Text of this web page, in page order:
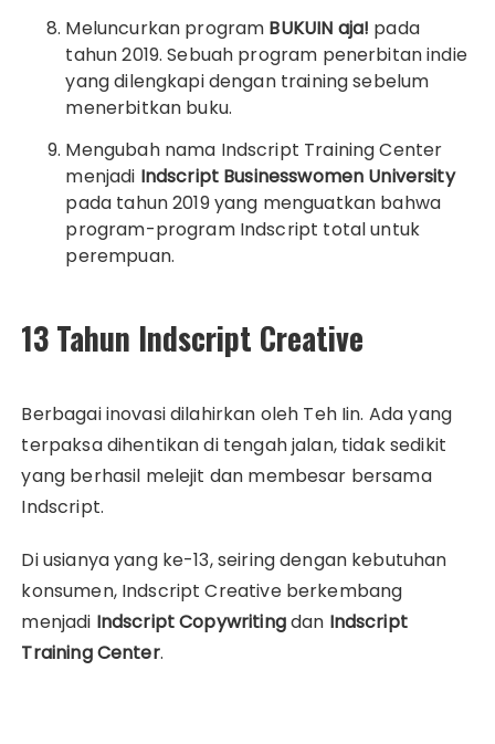
Meluncurkan program BUKUIN aja! pada
tahun 2019. Sebuah program penerbitan indie
yang dilengkapi dengan training sebelum
menerbitkan buku.
Mengubah nama Indscript Training Center
menjadi Indscript Businesswomen University
pada tahun 2019 yang menguatkan bahwa
program-program Indscript total untuk
perempuan.
13 Tahun Indscript Creative
Berbagai inovasi dilahirkan oleh Teh Iin. Ada yang
terpaksa dihentikan di tengah jalan, tidak sedikit
yang berhasil melejit dan membesar bersama
Indscript.
Di usianya yang ke-13, seiring dengan kebutuhan
konsumen, Indscript Creative berkembang
menjadi Indscript Copywritingdan Indscript
Training Center.